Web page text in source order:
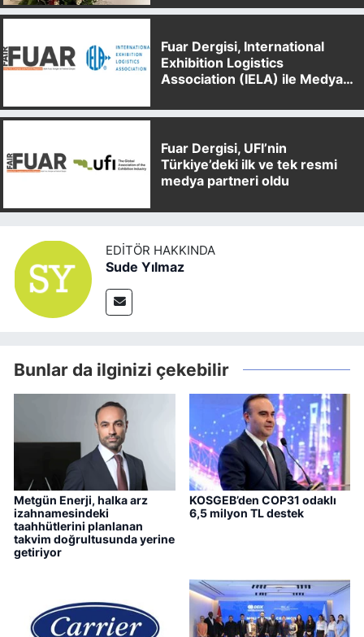
Fuar Dergisi, International
Exhibition Logistics
Association (IELA) ile Medya
Fuar Dergisi, UFI’nin
Türkiye’deki ilk ve tek resmi
medya partneri oldu
EDITÖR HAKKINDA
Sude Yılmaz
Bunlar da ilginizi çekebilir
Metgün Enerji, halka arz
izahnamesindeki
taahhütlerini planlanan
takvim doğrultusunda yerine
getiriyor
KOSGEB’den COP31 odaklı
6,5 milyon TL destek